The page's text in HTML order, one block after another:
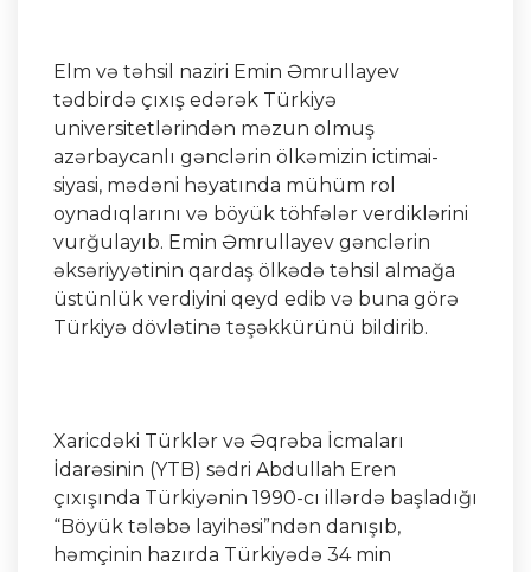
Elm və təhsil naziri Emin Əmrullayev
tədbirdə çıxış edərək Türkiyə
universitetlərindən məzun olmuş
azərbaycanlı gənclərin ölkəmizin ictimai-
siyasi, mədəni həyatında mühüm rol
oynadıqlarını və böyük töhfələr verdiklərini
vurğulayıb. Emin Əmrullayev gənclərin
əksəriyyətinin qardaş ölkədə təhsil almağa
üstünlük verdiyini qeyd edib və buna görə
Türkiyə dövlətinə təşəkkürünü bildirib.
Xaricdəki Türklər və Əqrəba İcmaları
İdarəsinin (YTB) sədri Abdullah Eren
çıxışında Türkiyənin 1990-cı illərdə başladığı
“Böyük tələbə layihəsi”ndən danışıb,
həmçinin hazırda Türkiyədə 34 min